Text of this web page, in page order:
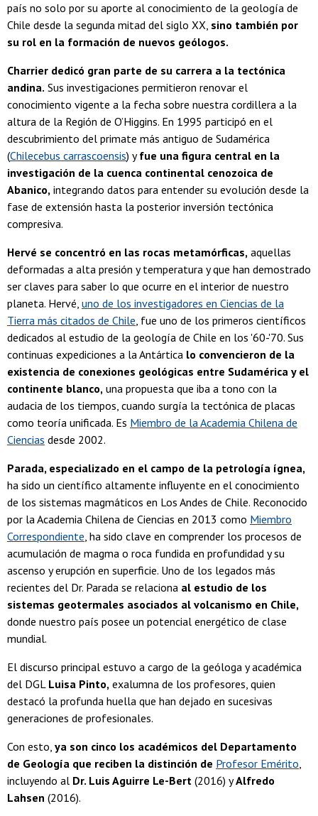
país no solo por su aporte al conocimiento de la geología de
Chile desde la segunda mitad del siglo XX, sino también por
su rol en la formación de nuevos geólogos.
Charrier dedicó gran parte de su carrera a la tectónica
andina. Sus investigaciones permitieron renovar el
conocimiento vigente a la fecha sobre nuestra cordillera a la
altura de la Región de O’Higgins. En 1995 participó en el
descubrimiento del primate más antiguo de Sudamérica
(Chilecebus carrascoensis) yfue una figura central en la
investigación de la cuenca continental cenozoica de
Abanico, integrando datos para entender su evolución desde la
fase de extensión hasta la posterior inversión tectónica
compresiva.
Hervé se concentró en las rocas metamórficas, aquellas
deformadas a alta presión y temperatura y que han demostrado
ser claves para saber lo que ocurre en el interior de nuestro
planeta. Hervé, uno de los investigadores en Ciencias de la
Tierra más citados de Chile, fue uno de los primeros científicos
dedicados al estudio de la geología de Chile en los '60-'70. Sus
continuas expediciones a la Antártica lo convencieron de la
existencia de conexiones geológicas entre Sudamérica y el
continente blanco, una propuesta que iba a tono con la
audacia de los tiempos, cuando surgía la tectónica de placas
como teoría unificada. Es Miembro de la Academia Chilena de
Ciencias desde 2002.
Parada, especializado en el campo de la petrología ígnea,
ha sido un científico altamente influyente en el conocimiento
de los sistemas magmáticos en Los Andes de Chile. Reconocido
por la Academia Chilena de Ciencias en 2013 como Miembro
Correspondiente, ha sido clave en comprender los procesos de
acumulación de magma o roca fundida en profundidad y su
ascenso y erupción en superficie. Uno de los legados más
recientes del Dr. Parada se relaciona al estudio de los
sistemas geotermales asociados al volcanismo en Chile,
donde nuestro país posee un potencial energético de clase
mundial.
El discurso principal estuvo a cargo de la geóloga y académica
del DGL Luisa Pinto, exalumna de los profesores, quien
destacó la profunda huella que han dejado en sucesivas
generaciones de profesionales.
Con esto, ya son cinco los académicos del Departamento
de Geología que reciben la distinción de Profesor Emérito,
incluyendo al Dr. Luis Aguirre Le-Bert (2016) yAlfredo
Lahsen (2016).